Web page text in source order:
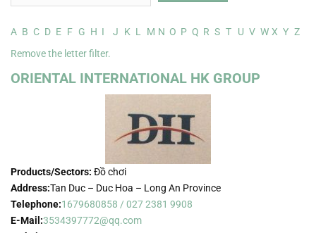
A B C D E F G H I J K L M N O P Q R S T U V W X Y Z
Remove the letter filter.
ORIENTAL INTERNATIONAL HK GROUP
Products/Sectors: Đồ chơi
Address:Tan Duc – Duc Hoa – Long An Province
Telephone:1679680858 / 027 2381 9908
E-Mail:3534397772@qq.com